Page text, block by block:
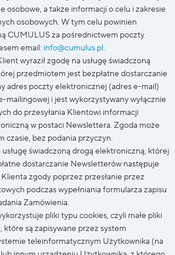
osobowe, a także informacji o celu i zakresie
osobowych. W tym celu powinien
CUMULUS za pośrednictwem poczty
email: info@cumulus.pl.
wyraził zgodę na usługę świadczoną
przedmiotem jest bezpłatne dostarczanie
adres poczty elektronicznej (adres e-mail)
mailingowej i jest wykorzystywany wyłącznie
do przesyłania Klientowi informacji
w postaci Newslettera. Zgoda może
czasie, bez podania przyczyn.
usługę świadczoną drogą elektroniczną, której
dostarczanie Newsletterów następuje
zgody poprzez przesłanie przez
podczas wypełniania formularza zapisu
Zamówienia.
pliki typu cookies, czyli małe pliki
są zapisywane przez system
teleinformatycznym Użytkownika (na